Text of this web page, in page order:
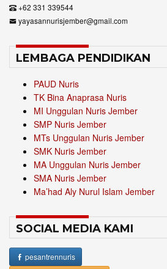
+62 331 339544
yayasannurisjember@gmail.com
LEMBAGA PENDIDIKAN
PAUD Nuris
TK Bina Anaprasa Nuris
MI Unggulan Nuris Jember
SMP Nuris Jember
MTs Unggulan Nuris Jember
SMK Nuris Jember
MA Unggulan Nuris Jember
SMA Nuris Jember
Ma’had Aly Nurul Islam Jember
SOCIAL MEDIA KAMI
pesantrennuris